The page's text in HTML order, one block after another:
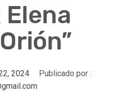
Elena
2024
Publicado por :